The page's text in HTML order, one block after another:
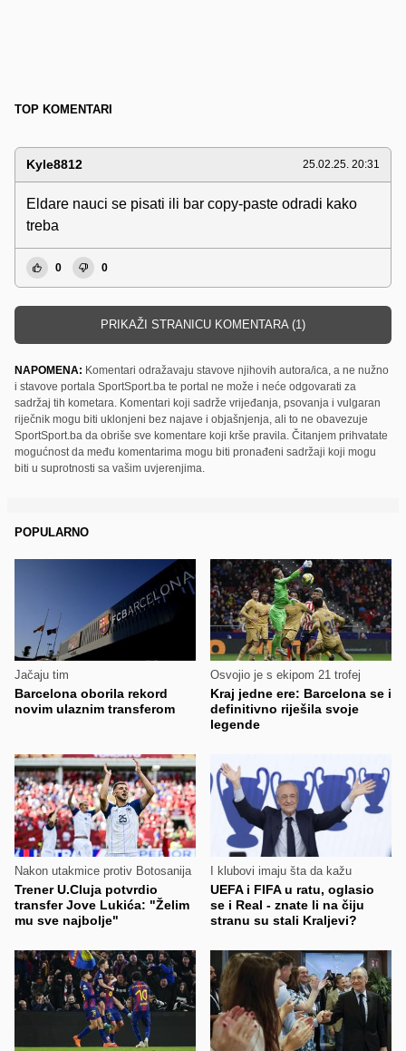
TOP KOMENTARI
Kyle8812 25.02.25. 20:31
Eldare nauci se pisati ili bar copy-paste odradi kako
treba
0 0
PRIKAŽI STRANICU KOMENTARA (1)
NAPOMENA: Komentari odražavaju stavove njihovih autora/ica, a ne nužno
i stavove portala SportSport.ba te portal ne može i neće odgovarati za
sadržaj tih kometara. Komentari koji sadrže vrijeđanja, psovanja i vulgaran
riječnik mogu biti uklonjeni bez najave i objašnjenja, ali to ne obavezuje
SportSport.ba da obriše sve komentare koji krše pravila. Čitanjem prihvatate
mogućnost da među komentarima mogu biti pronađeni sadržaji koji mogu
biti u suprotnosti sa vašim uvjerenjima.
POPULARNO
Jačaju tim
Barcelona oborila rekord
novim ulaznim transferom
Osvojio je s ekipom 21 trofej
Kraj jedne ere: Barcelona se i
definitivno riješila svoje
legende
Nakon utakmice protiv Botosanija
Trener U.Cluja potvrdio
transfer Jove Lukića: "Želim
mu sve najbolje"
I klubovi imaju šta da kažu
UEFA i FIFA u ratu, oglasio
se i Real - znate li na čiju
stranu su stali Kraljevi?